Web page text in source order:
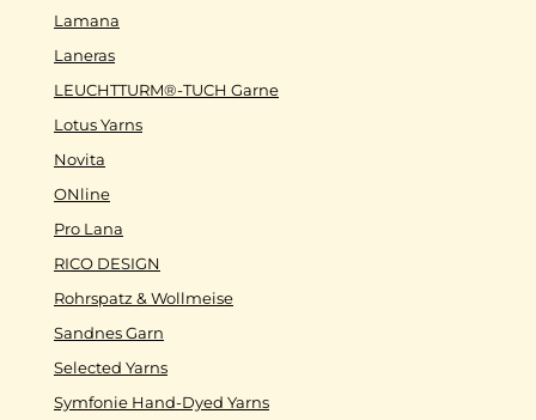
Lamana
Laneras
LEUCHTTURM®-TUCH Garne
Lotus Yarns
Novita
ONline
Pro Lana
RICO DESIGN
Rohrspatz & Wollmeise
Sandnes Garn
Selected Yarns
Symfonie Hand-Dyed Yarns